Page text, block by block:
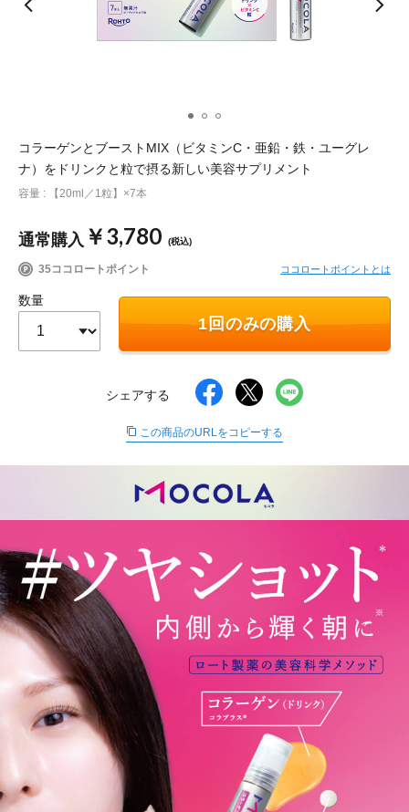
成分から探す 注目の商品 を見る
ポイント交換品 を見る お問い合わせ
ログイン / 新規会員登録
商品を探す
サプリメント・食品
∟ 美容サプリメント
∟ 美容サプリメント
医薬品・目薬
その他
お悩み・用途から探す
ブランドから探す
キャンペーンから探す
お得にお買い物
おトクなロート定期便
読みもの
個人情報の取り扱い
医薬品の販売に関する表示
特定商取引に関する法律に基づく表記
サイトマップ
コラーゲンとブーストMIX（ビタミンC・亜鉛・鉄・ユーグレ
ナ）をドリンクと粒で摂る新しい美容サプリメント
容量 : 【20ml／1粒】×7本
通常購入 ￥3,780 (税込)
35ココロートポイント ココロートポイントとは
数量
1回のみの購入
シェアする
この商品のURLをコピーする